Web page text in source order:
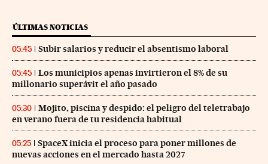
ÚLTIMAS NOTICIAS
05:45 Subir salarios y reducir el absentismo laboral
05:45
Los municipios apenas invirtieron el 8% de su
millonario superávit el año pasado
05:30
Mojito, piscina y despido: el peligro del teletrabajo
en verano fuera de tu residencia habitual
05:25
SpaceX inicia el proceso para poner millones de
nuevas acciones en el mercado hasta 2027